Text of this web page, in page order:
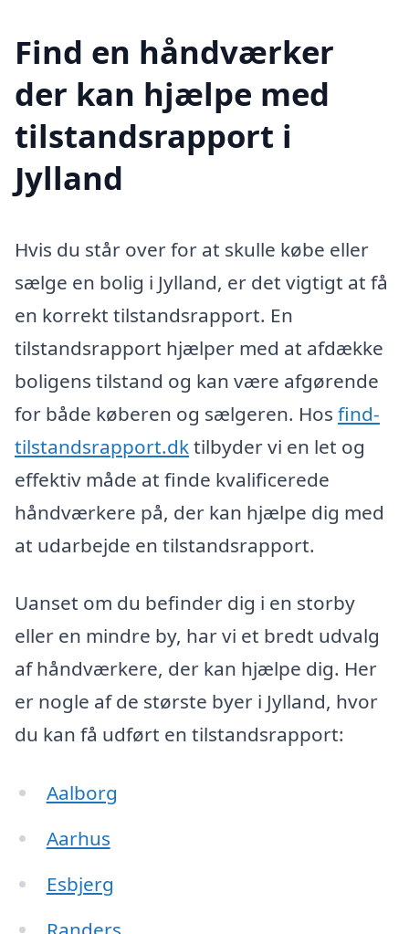
Find en håndværker
der kan hjælpe med
tilstandsrapport i
Jylland
Hvis du står over for at skulle købe eller
sælge en bolig i Jylland, er det vigtigt at få
en korrekt tilstandsrapport. En
tilstandsrapport hjælper med at afdække
boligens tilstand og kan være afgørende
for både køberen og sælgeren. Hos find-
tilstandsrapport.dktilbyder vi en let og
effektiv måde at finde kvalificerede
håndværkere på, der kan hjælpe dig med
at udarbejde en tilstandsrapport.
Uanset om du befinder dig i en storby
eller en mindre by, har vi et bredt udvalg
af håndværkere, der kan hjælpe dig. Her
er nogle af de største byer i Jylland, hvor
du kan få udført en tilstandsrapport:
Aalborg
Aarhus
Esbjerg